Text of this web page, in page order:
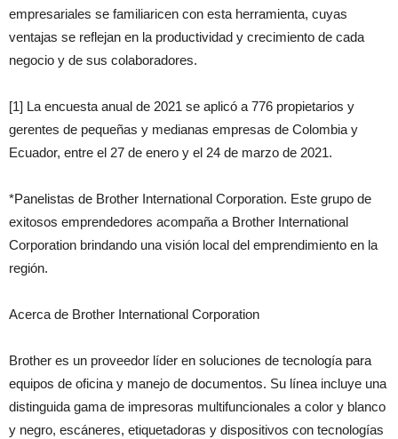
empresariales se familiaricen con esta herramienta, cuyas
ventajas se reflejan en la productividad y crecimiento de cada
negocio y de sus colaboradores.
[1] La encuesta anual de 2021 se aplicó a 776 propietarios y
gerentes de pequeñas y medianas empresas de Colombia y
Ecuador, entre el 27 de enero y el 24 de marzo de 2021.
*Panelistas de Brother International Corporation. Este grupo de
exitosos emprendedores acompaña a Brother International
Corporation brindando una visión local del emprendimiento en la
región.
Acerca de Brother International Corporation
Brother es un proveedor líder en soluciones de tecnología para
equipos de oficina y manejo de documentos. Su línea incluye una
distinguida gama de impresoras multifuncionales a color y blanco
y negro, escáneres, etiquetadoras y dispositivos con tecnologías